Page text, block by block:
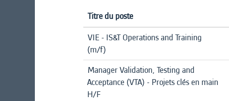
Titre du poste
VIE - IS&T Operations and Training
(m/f)
Manager Validation, Testing and
Acceptance (VTA) - Projets clés en main
H/F